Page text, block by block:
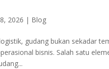
2026 | Blog
gudang bukan sekadar
bisnis. Salah satu